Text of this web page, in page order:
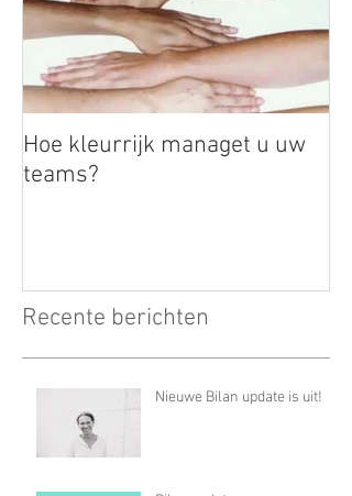
Hoe kleurrijk managet u uw
teams?
Recente berichten
Nieuwe Bilan update is uit!